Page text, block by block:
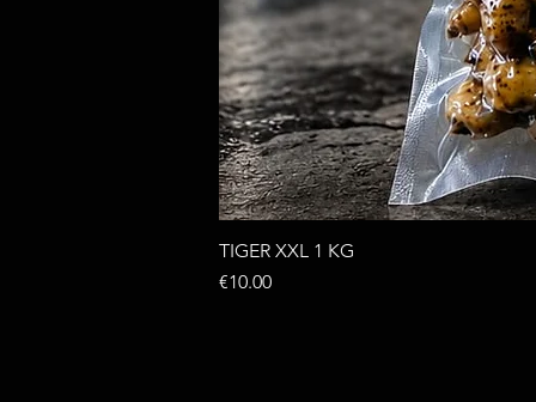
TIGER XXL 1 KG
Price
€10.00